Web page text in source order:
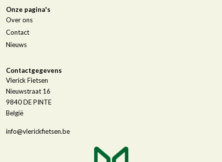
Onze pagina's
Over ons
Contact
Nieuws
Contactgegevens
Vlerick Fietsen
Nieuwstraat 16
9840DE PINTE
België
info@vlerickfietsen.be